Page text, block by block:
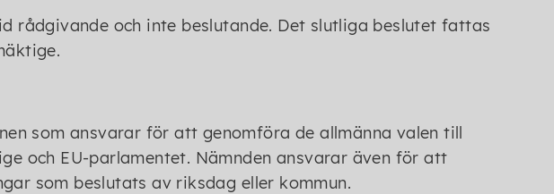
rådgivande och inte beslutande. Det slutliga beslutet fattas
som ansvarar för att genomföra de allmänna valen till
och EU-parlamentet. Nämnden ansvarar även för att
som beslutats av riksdag eller kommun.